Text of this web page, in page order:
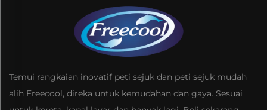
Temui rangkaian inovatif peti sejuk dan peti sejuk mudah
alih Freecool, direka untuk kemudahan dan gaya. Sesuai